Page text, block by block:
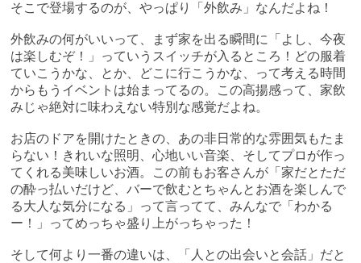
そこで登場するのが、やっぱり「外飲み」なんだよね！
外飲みの何がいいって、まず家を出る瞬間に「よし、今夜
は楽しむぞ！」っていうスイッチが入るところ！どの服着
ていこうかな、とか、どこに行こうかな、って考える時間
からもうイベントは始まってるの。この高揚感って、家飲
みじゃ絶対に味わえない特別な感覚だよね。
お店のドアを開けたときの、あの非日常的な雰囲気もたま
らない！きれいな照明、心地いい音楽、そしてプロが作っ
てくれる美味しいお酒。この前もお客さんが「家だとただ
の酔っ払いだけど、バーで飲むとちゃんとお酒を楽しんで
る大人な気分になる」って言ってて、みんなで「わかる
ー！」ってめっちゃ盛り上がっちゃった！
そして何より一番の違いは、「人との出会いと会話」だと